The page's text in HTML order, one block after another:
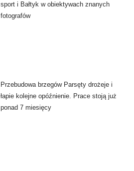
sport i Bałtyk w obiektywach znanych
fotografów
Przebudowa brzegów Parsęty drożeje i
łapie kolejne opóźnienie. Prace stoją już
ponad 7 miesięcy